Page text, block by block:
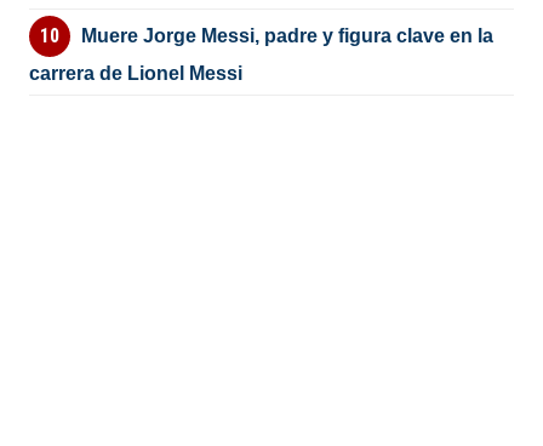
Muere Jorge Messi, padre y figura clave en la
carrera de Lionel Messi